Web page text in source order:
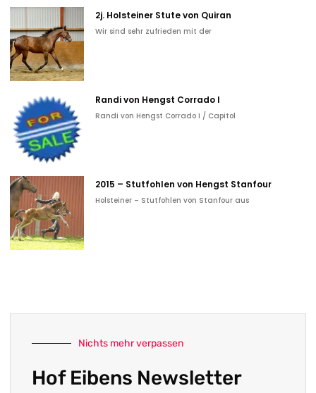
2j. Holsteiner Stute von Quiran
Wir sind sehr zufrieden mit der
Randi von Hengst Corrado I
Randi von Hengst Corrado I / Capitol
2015 – Stutfohlen von Hengst Stanfour
Holsteiner – Stutfohlen von Stanfour aus
Nichts mehr verpassen
Hof Eibens Newsletter